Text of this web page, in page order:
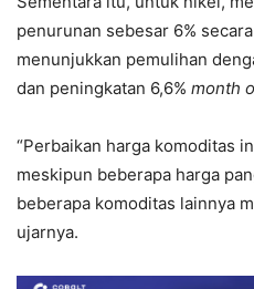
penurunan sebesar 6% secara
menunjukkan pemulihan
dan peningkatan 6,6% month
“Perbaikan harga komoditas
meskipun beberapa harga
beberapa komoditas lainnya
ujarnya.